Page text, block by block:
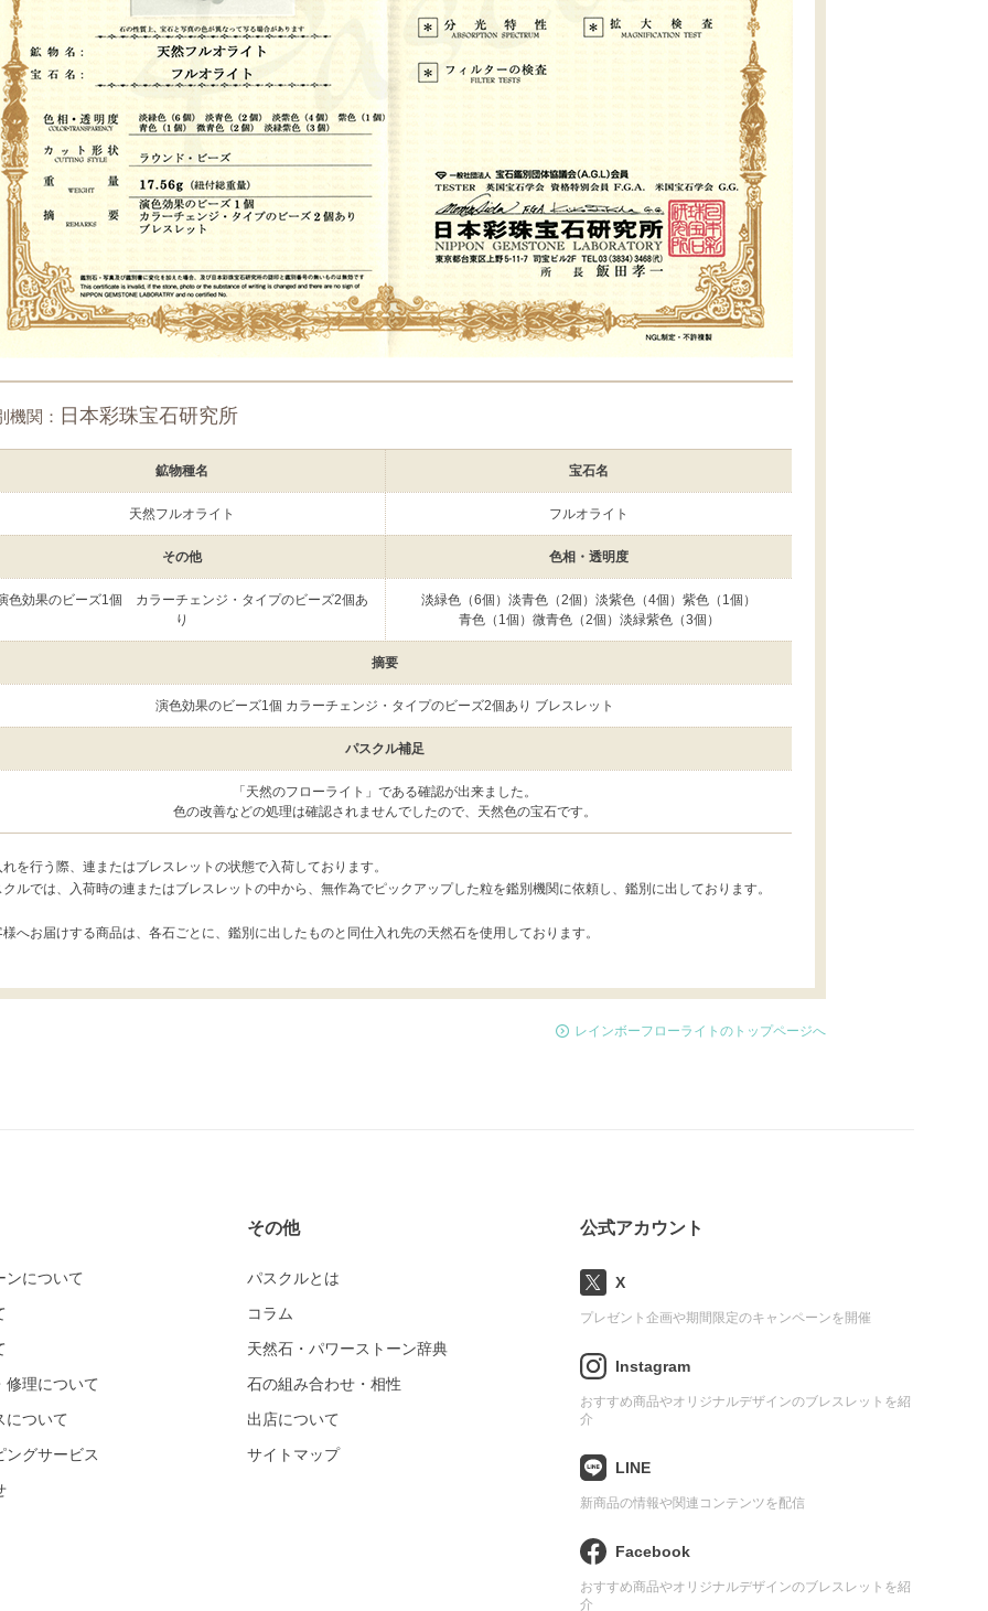
機関： 日本彩珠宝石研究所
鉱物種名 宝石名
天然フルオライト フルオライト
その他 色相・透明度
色効果のビーズ1個 カラーチェンジ・タイプのビーズ2個あ
り
淡緑色（6個）淡青色（2個）淡紫色（4個）紫色（1個）
青色（1個）微青色（2個）淡緑紫色（3個）
摘要
演色効果のビーズ1個 カラーチェンジ・タイプのビーズ2個あり ブレスレット
パスクル補足
「天然のフローライト」である確認が出来ました。
色の改善などの処理は確認されませんでしたので、天然色の宝石です。
れを行う際、連またはブレスレットの状態で入荷しております。
クルでは、入荷時の連またはブレスレットの中から、無作為でピックアップした粒を鑑別機関に依頼し、鑑別に出しております。
様へお届けする商品は、各石ごとに、鑑別に出したものと同仕入れ先の天然石を使用しております。
レインボーフローライトのトップページへ
ンについて
修理について
について
ングサービス
その他
パスクルとは
コラム
天然石・パワーストーン辞典
石の組み合わせ・相性
出店について
サイトマップ
公式アカウント
X
プレゼント企画や期間限定のキャンペーンを開催
Instagram
おすすめ商品やオリジナルデザインのブレスレットを紹
介
LINE
新商品の情報や関連コンテンツを配信
Facebook
おすすめ商品やオリジナルデザインのブレスレットを紹
介